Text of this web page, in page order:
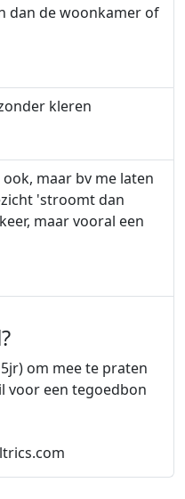
dan de woonkamer of
kleren
maar bv me laten
'stroomt dan
maar vooral een
om mee te praten
voor een tegoedbon